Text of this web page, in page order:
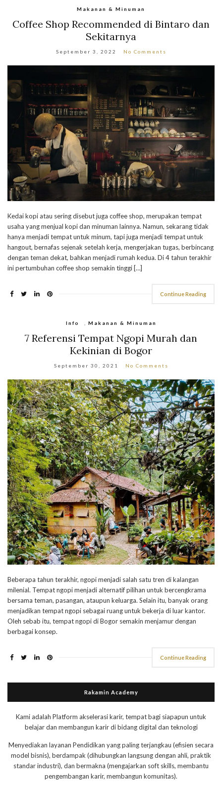
Makanan & Minuman
Coffee Shop Recommended di Bintaro dan
Sekitarnya
September 3, 2022 No Comments
Kedai kopi atau sering disebut juga coffee shop, merupakan tempat
usaha yang menjual kopi dan minuman lainnya. Namun, sekarang tidak
hanya menjadi tempat untuk minum, tapi juga menjadi tempat untuk
hangout, bernafas sejenak setelah kerja, mengerjakan tugas, berbincang
dengan teman dekat, bahkan menjadi rumah kedua. Di 4 tahun terakhir
ini pertumbuhan coffee shop semakin tinggi […]
Continue Reading
Info Makanan & Minuman
7 Referensi Tempat Ngopi Murah dan
Kekinian di Bogor
September 30, 2021 No Comments
Beberapa tahun terakhir, ngopi menjadi salah satu tren di kalangan
milenial. Tempat ngopi menjadi alternatif pilihan untuk bercengkrama
bersama teman, pasangan, ataupun keluarga. Selain itu, banyak orang
menjadikan tempat ngopi sebagai ruang untuk bekerja di luar kantor.
Oleh sebab itu, tempat ngopi di Bogor semakin menjamur dengan
berbagai konsep.
Continue Reading
Rakamin Academy
Kami adalah Platform akselerasi karir, tempat bagi siapapun untuk
belajar dan membangun karir di bidang digital dan teknologi
Menyediakan layanan Pendidikan yang paling terjangkau (efisien secara
model bisnis), berdampak (dihubungkan langsung dengan ahli, praktik
standar industri), dan bermakna (mengajarkan soft skills, membantu
pengembangan karir, membangun komunitas).